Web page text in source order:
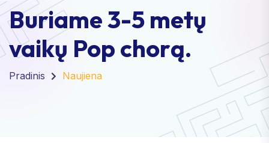
Buriame 3-5 metų
vaikų Pop chorą.
Pradinis Naujiena